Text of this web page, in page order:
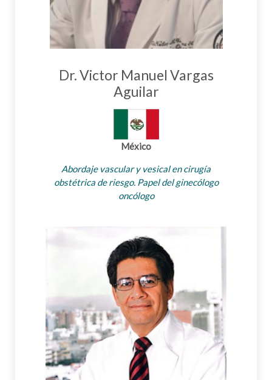
Dr. Victor Manuel Vargas
Aguilar
México
Abordaje vascular y vesical en cirugía
obstétrica de riesgo. Papel del ginecólogo
oncólogo